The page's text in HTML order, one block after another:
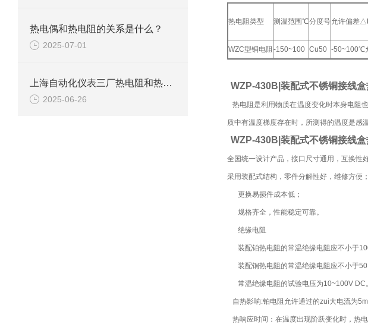
热电偶和热电阻的关系是什么？
2025-07-01
上海自动化仪表三厂热电阻和热电偶的区别
2025-06-26
热电阻类型 测温范围℃分度号允许偏差
WZC型铜电阻 -150~100 Cu50 -50~100℃
WZP-430B|装配式不锈铜接线盒
热电阻是利用物质在温度变化时本身电阻
质中有温度梯度存在时，所测得的温度是感
WZP-430B|装配式不锈铜接线盒
全国统一设计产品，接口尺寸通用，互换性
采用装配式结构，零件分解性好，维修方便；
更换易损件成本低；
规格齐全，性能稳定可靠。
绝缘电阻
装配铂热电阻的常温绝缘电阻应不小于
装配铜热电阻的常温绝缘电阻应不小于
常温绝缘电阻的试验电压为10~100V DC。
自热影响:铂电阻允许通过的zui大电流为
热响应时间：在温度出现阶跃变化时，热